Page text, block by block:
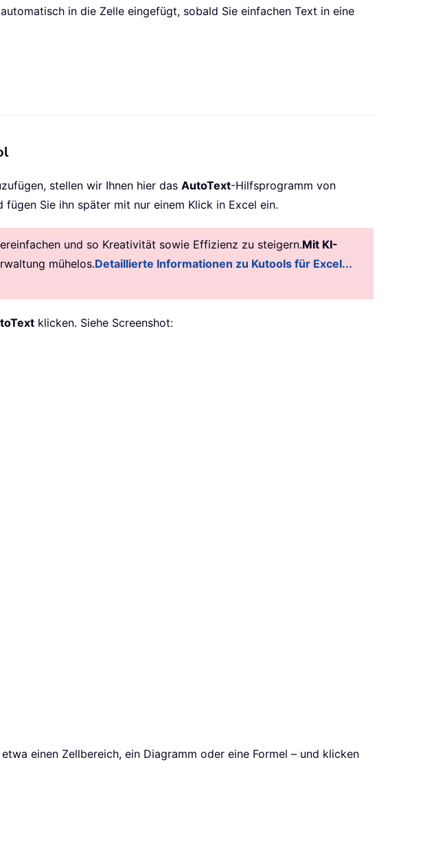
in die Zelle eingefügt, sobald Sie einfachen Text in eine
stellen wir Ihnen hier das AutoText-Hilfsprogramm von
Sie ihn später mit nur einem Klick in Excel ein.
und so Kreativität sowie Effizienz zu steigern.Mit KI-
mühelos.Detaillierte Informationen zu Kutools für Excel...
klicken. Siehe Screenshot:
einen Zellbereich, ein Diagramm oder eine Formel – und klicken